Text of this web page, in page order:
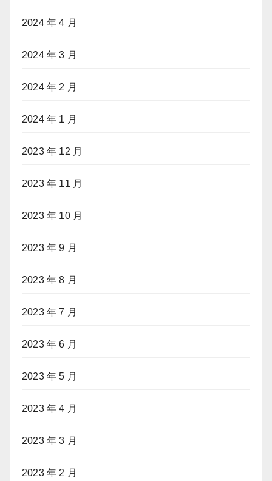
2024 年 4 月
2024 年 3 月
2024 年 2 月
2024 年 1 月
2023 年 12 月
2023 年 11 月
2023 年 10 月
2023 年 9 月
2023 年 8 月
2023 年 7 月
2023 年 6 月
2023 年 5 月
2023 年 4 月
2023 年 3 月
2023 年 2 月